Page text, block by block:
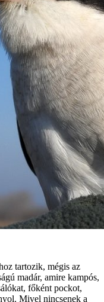
tartozik, mégis az
madár, amire kampós,
főként pockot,
Mivel nincsenek a